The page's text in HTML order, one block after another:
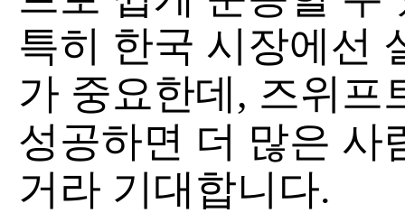
특히 한국 시장에선
가 중요한데, 즈위프
성공하면 더 많은 사
거라 기대합니다.